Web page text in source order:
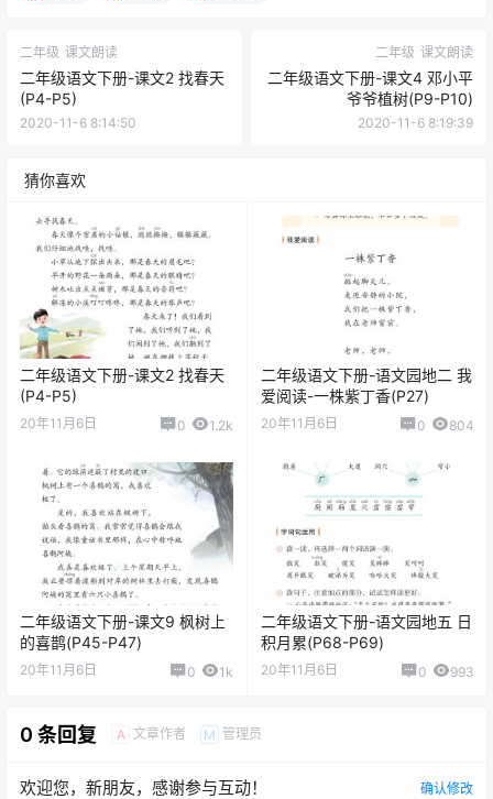
二年级 课文朗读
二年级语文下册-课文2 找春天
(P4-P5)
2020-11-6 8:14:50
二年级 课文朗读
二年级语文下册-课文4 邓小平
爷爷植树(P9-P10)
2020-11-6 8:19:39
猜你喜欢
二年级语文下册-课文2 找春天
(P4-P5)
20年11月6日 0 1.2k
二年级语文下册-语文园地二 我
爱阅读-一株紫丁香(P27)
20年11月6日 0 804
二年级语文下册-课文9 枫树上
的喜鹊(P45-P47)
20年11月6日 0 1k
二年级语文下册-语文园地五 日
积月累(P68-P69)
20年11月6日 0 993
0 条回复 A 文章作者 M 管理员
欢迎您，新朋友，感谢参与互动！ 确认修改